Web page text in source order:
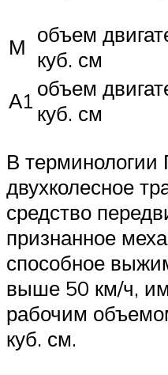
М объем
куб. см
А1 объем
куб. см
В
двухколесное
средство
признанное
способное
выше 50 км/ч,
рабочим
куб. см.